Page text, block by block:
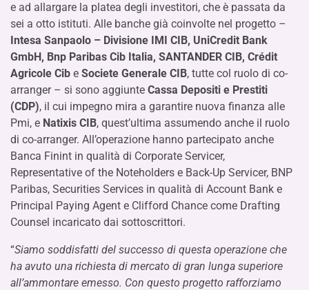
e ad allargare la platea degli investitori, che è passata da
sei a otto istituti. Alle banche già coinvolte nel progetto –
Intesa Sanpaolo – Divisione IMI CIB, UniCredit Bank
GmbH, Bnp Paribas Cib Italia, SANTANDER CIB, Crédit
Agricole Cib e Societe Generale CIB, tutte col ruolo di co-
arranger – si sono aggiunte Cassa Depositi e Prestiti
(CDP), il cui impegno mira a garantire nuova finanza alle
Pmi, e Natixis CIB, quest’ultima assumendo anche il ruolo
di co-arranger. All’operazione hanno partecipato anche
Banca Finint in qualità di Corporate Servicer,
Representative of the Noteholders e Back-Up Servicer, BNP
Paribas, Securities Services in qualità di Account Bank e
Principal Paying Agent e Clifford Chance come Drafting
Counsel incaricato dai sottoscrittori.
“Siamo soddisfatti del successo di questa operazione che
ha avuto una richiesta di mercato di gran lunga superiore
all’ammontare emesso. Con questo progetto rafforziamo